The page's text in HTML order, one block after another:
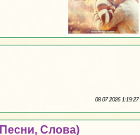
08 07 2026 1:19:27
Слова)